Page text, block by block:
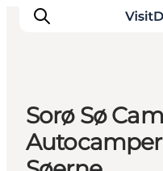
Inspiration
Destinationer
Sorø Sø